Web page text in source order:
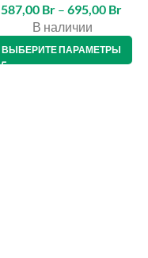
587,00 Br – 695,00 Br
В наличии
ВЫБЕРИТЕ ПАРАМЕТРЫ